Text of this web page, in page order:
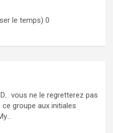
le temps) 0
vous ne le regretterez pas
ce groupe aux initiales